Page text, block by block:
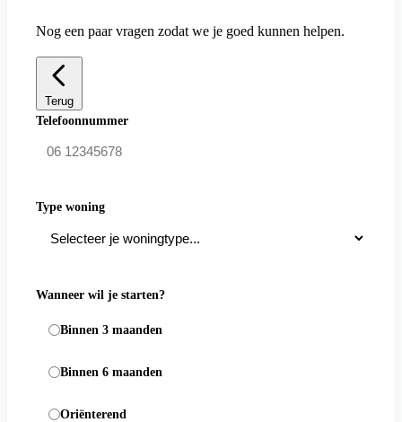
Nog een paar vragen zodat we je goed kunnen helpen.
Terug
Telefoonnummer
Type woning
Wanneer wil je starten?
Binnen 3 maanden
Binnen 6 maanden
Oriënterend